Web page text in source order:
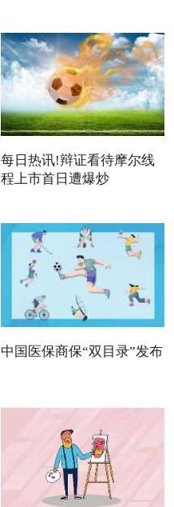
每日热讯!辩证看待摩尔线
程上市首日遭爆炒
中国医保商保“双目录”发布